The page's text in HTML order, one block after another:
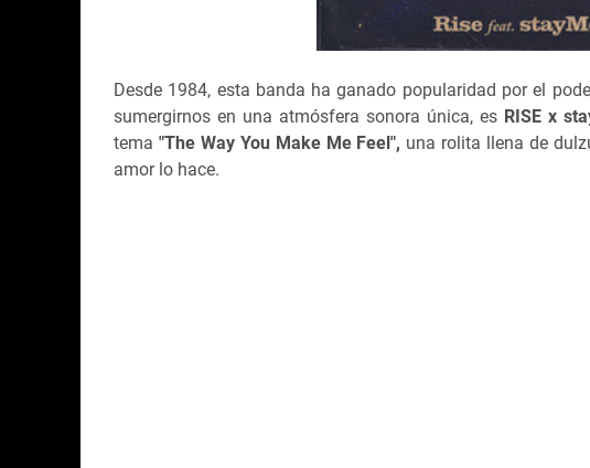
Desde 1984, esta banda ha ganado popularidad por el
sumergirnos en una atmósfera sonora única, es RISE x
tema "The Way You Make Me Feel", una rolita llena de
amor lo hace.